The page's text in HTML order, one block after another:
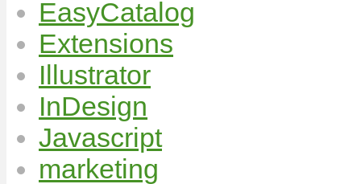
EasyCatalog
Extensions
Illustrator
InDesign
Javascript
marketing